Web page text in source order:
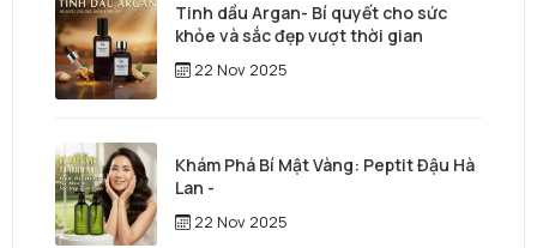
Tinh dầu Argan- Bí quyết cho sức
khỏe và sắc đẹp vượt thời gian
22 Nov 2025
Khám Phá Bí Mật Vàng: Peptit Đậu Hà
Lan -
22 Nov 2025